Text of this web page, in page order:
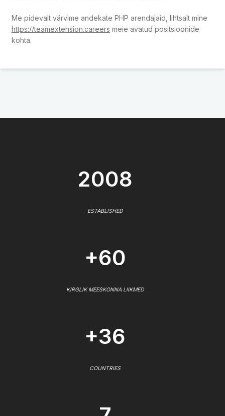
Me pidevalt värvime andekate PHP arendajaid, lihtsalt mine
https://teamextension.careers meie avatud positsioonide
kohta.
2008
ESTABLISHED
+60
KIRGLIK MEESKONNA LIIKMED
+36
COUNTRIES